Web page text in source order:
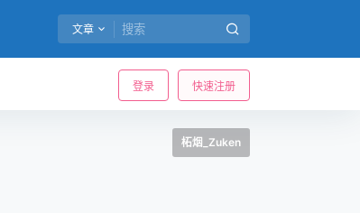
文章
登录 快速注册
柘烟_Zuken